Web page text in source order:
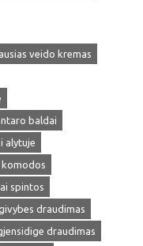
veido kremas
baldai
alytuje
spintos
draudimas
draudimas